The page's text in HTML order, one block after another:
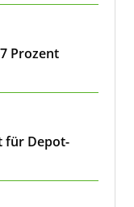
Prozent
für Depot-